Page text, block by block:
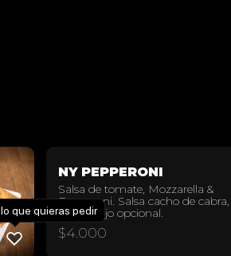
NY PEPPERONI
Salsa de tomate, Mozzarella &
Pepperoni. Salsa cacho de cabra,
pesto o ajo opcional.
$4.000
lo que quieras pedir